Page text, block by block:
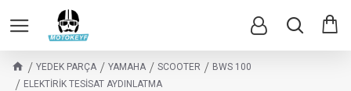
YEDEK PARÇA YAMAHA SCOOTER
BWS 100
ELEKTİRİK TESİSAT AYDINLATMA